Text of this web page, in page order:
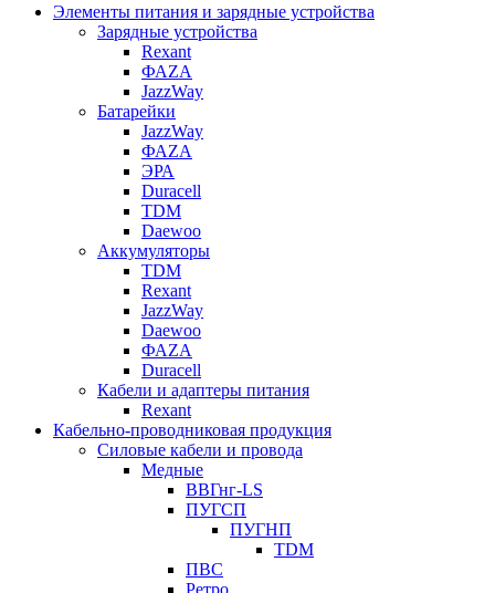
Элементы питания и зарядные устройства
Зарядные устройства
Rexant
ФАZА
JazzWay
Батарейки
JazzWay
ФАZА
ЭРА
Duracell
TDM
Daewoo
Аккумуляторы
TDM
Rexant
JazzWay
Daewoo
ФАZА
Duracell
Кабели и адаптеры питания
Rexant
Кабельно-проводниковая продукция
Силовые кабели и провода
Медные
ВВГнг-LS
ПУГСП
ПУГНП
TDM
ПВС
Ретро